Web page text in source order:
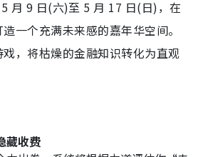
月 9 日(六)至 5 月 17 日(日)，在
一个充满未来感的嘉年华空间。
，将枯燥的金融知识转化为直观
藏收费